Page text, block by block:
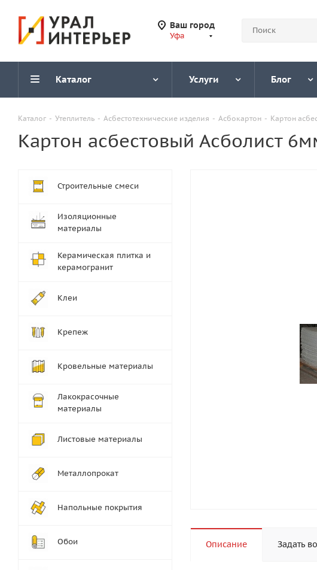
Ваш город
Уфа
Каталог Услуги Блог
Каталог - Утеплитель - Асбестотехнические изделия - Асбокартон - Картон
Картон асбестовый Асболист
Описание Задать
Строительные смеси
Изоляционные
материалы
Керамическая плитка и
керамогранит
Клеи
Крепеж
Кровельные материалы
Лакокрасочные
материалы
Листовые материалы
Металлопрокат
Напольные покрытия
Обои